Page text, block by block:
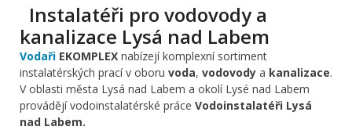
Instalatéři pro vodovody a
kanalizace Lysá nad Labem
Vodaři EKOMPLEX nabízejí komplexní sortiment
instalatérských prací v oboru voda, vodovody a kanalizace.
V oblasti města Lysá nad Labem a okolí Lysé nad Labem
provádějí vodoinstalatérské práce Vodoinstalatéři Lysá
nad Labem.